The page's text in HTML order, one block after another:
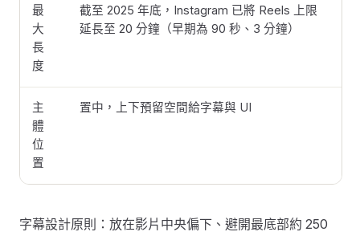
最
大
長
度
截至 2025 年底，Instagram 已將 Reels 上限
延長至 20 分鐘（早期為 90 秒、3 分鐘）
主
體
位
置
置中，上下預留空間給字幕與 UI
字幕設計原則：放在影片中央偏下、避開最底部約 250